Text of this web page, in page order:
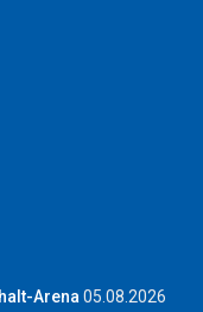
Arena05.08.2026